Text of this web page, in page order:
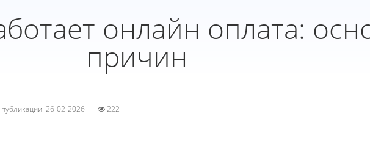
онлайн оплата:
причин
публикации: 26-02-2026 222